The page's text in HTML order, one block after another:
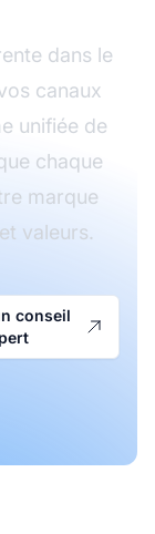
dans le
canaux
unifiée de
chaque
marque
valeurs.
conseil